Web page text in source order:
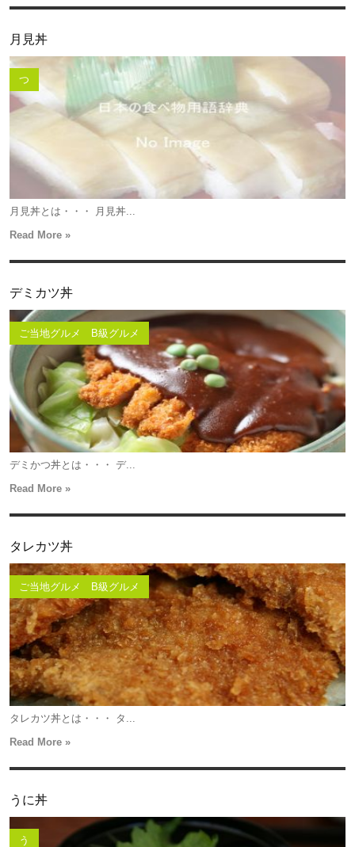
月見丼
つ
月見丼とは・・・ 月見丼...
Read More »
デミカツ丼
ご当地グルメ B級グルメ
デミかつ丼とは・・・ デ...
Read More »
タレカツ丼
ご当地グルメ B級グルメ
タレカツ丼とは・・・ タ...
Read More »
うに丼
う